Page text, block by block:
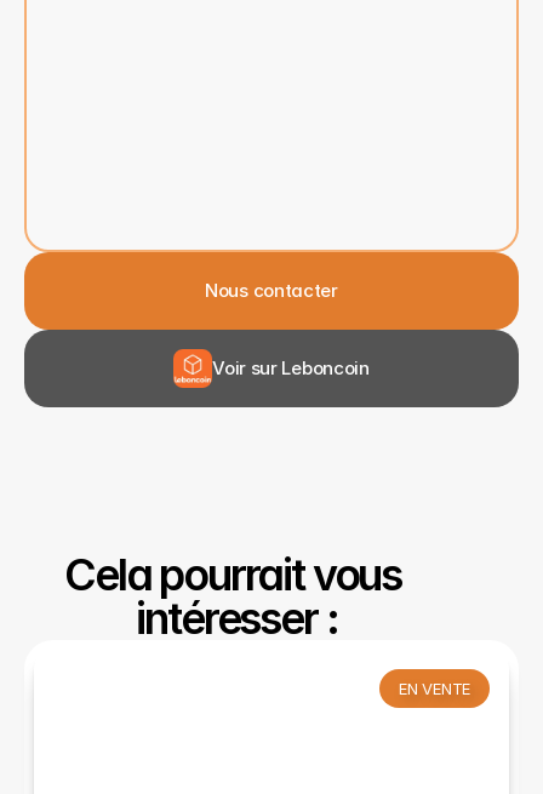
Nous contacter
Voir sur Leboncoin
Cela pourrait vous
intéresser :
EN VENTE